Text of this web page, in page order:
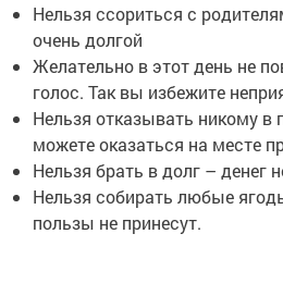
Нельзя ссориться с
очень долгой
Желательно в этот день не
голос. Так вы избежите
Нельзя отказывать никому
можете оказаться на месте
Нельзя брать в долг – денег
Нельзя собирать любые
пользы не принесут.